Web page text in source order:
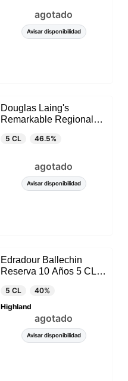
agotado
Avisar disponibilidad
Douglas Laing's
Remarkable Regional
5 CL 46.5%
agotado
Avisar disponibilidad
Edradour Ballechin
Reserva 10 Años 5 CL
5 CL
40%
Highland
agotado
Avisar disponibilidad